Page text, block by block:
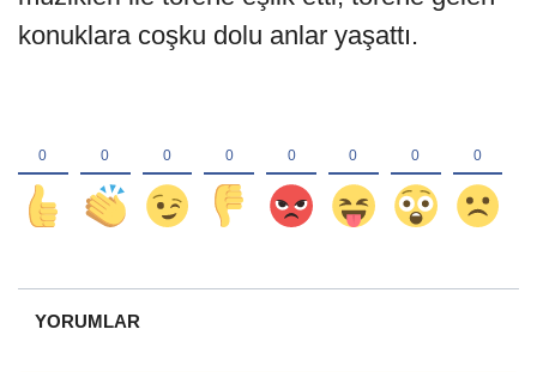
konuklara coşku dolu anlar yaşattı.
YORUMLAR